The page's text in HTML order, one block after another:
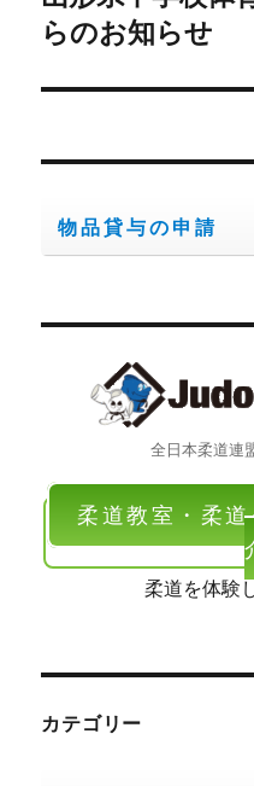
シ
ン
の
稿:
らのお知らせ
物品貸与の申請
全日本柔道連
柔道教室・柔
柔道を体験
カテゴリー